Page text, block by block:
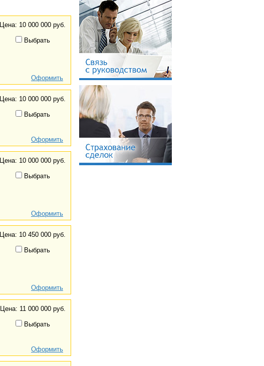
Цена: 10 000 000 руб.
Выбрать
Оформить
Цена: 10 000 000 руб.
Выбрать
Оформить
Цена: 10 000 000 руб.
Выбрать
Оформить
Цена: 10 450 000 руб.
Выбрать
Оформить
Цена: 11 000 000 руб.
Выбрать
Оформить